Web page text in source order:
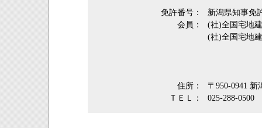
免許番号：
新潟県知事免
会員：
(社)全国宅地
(社)全国宅地
住所：
〒950-0941
ＴＥＬ：
025-288-0500